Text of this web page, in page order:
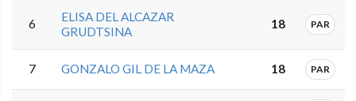
6
ELISA DEL ALCAZAR
GRUDTSINA
18 PAR
7 GONZALO GIL DE LA MAZA 18 PAR